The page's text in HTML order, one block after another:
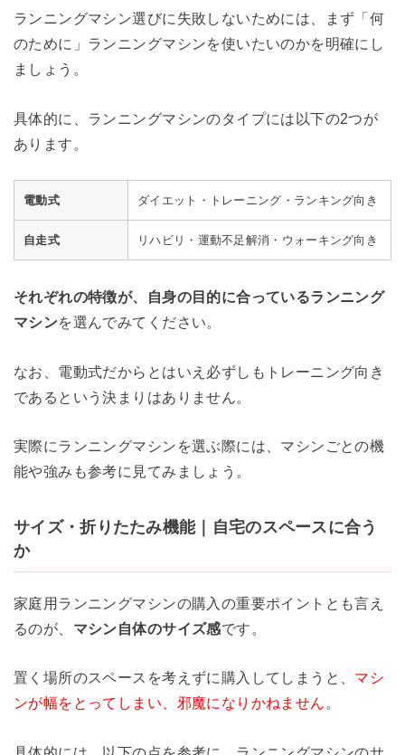
ランニングマシン選びに失敗しないためには、まず「何
のために」ランニングマシンを使いたいのかを明確にし
ましょう。
具体的に、ランニングマシンのタイプには以下の2つが
あります。
電動式 ダイエット・トレーニング・ランキング向き
自走式 リハビリ・運動不足解消・ウォーキング向き
それぞれの特徴が、自身の目的に合っているランニング
マシンを選んでみてください。
なお、電動式だからとはいえ必ずしもトレーニング向き
であるという決まりはありません。
実際にランニングマシンを選ぶ際には、マシンごとの機
能や強みも参考に見てみましょう。
サイズ・折りたたみ機能｜自宅のスペースに合う
か
家庭用ランニングマシンの購入の重要ポイントとも言え
るのが、 マシン自体のサイズ感です。
置く場所のスペースを考えずに購入してしまうと、 マシ
ンが幅をとってしまい、邪魔になりかねません 。